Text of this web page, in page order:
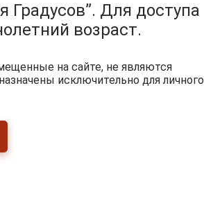
Градусов”. Для доступа
возраст.
на сайте, не являются
исключительно для личного